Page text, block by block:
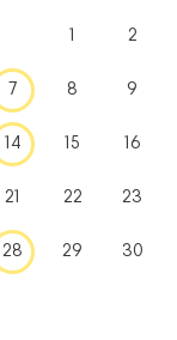
1 2
7 8 9
14 15 16
21 22 23
28 29 30